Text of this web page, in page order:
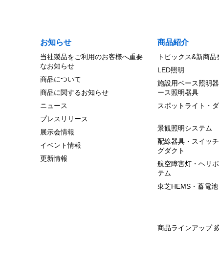
お知らせ
当社製品をご利用のお客様へ重要
なお知らせ
商品について
商品に関するお知らせ
ニュース
プレスリリース
展示会情報
イベント情報
更新情報
商品紹介
トピックス&新商
LED照明
施設用ベース照明
ース照明器具
スポットライト・
景観照明システム
配線器具・スイッ
グダクト
航空障害灯・ヘリ
テム
東芝HEMS・蓄電池
商品ラインアップ